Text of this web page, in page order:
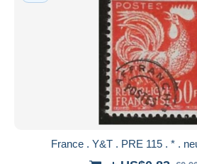
France . Y&T . PRE 115 . * .